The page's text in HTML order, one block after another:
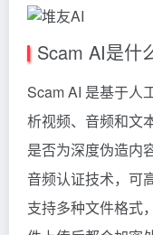
Scam AI是什
Scam AI 是基于人
析视频、音频和文
是否为深度伪造内
音频认证技术，可
支持多种文件格式